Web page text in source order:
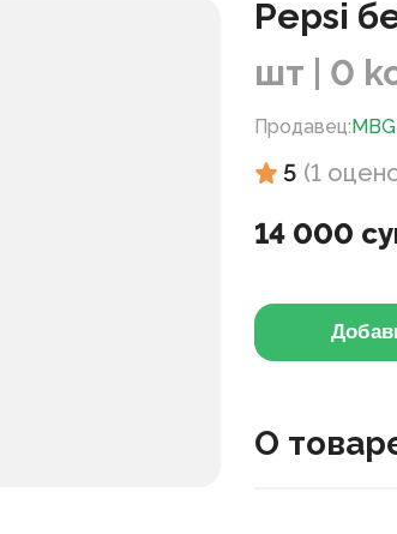
Pepsi
шт | 0
Продавец:
5 (1
14 000
О